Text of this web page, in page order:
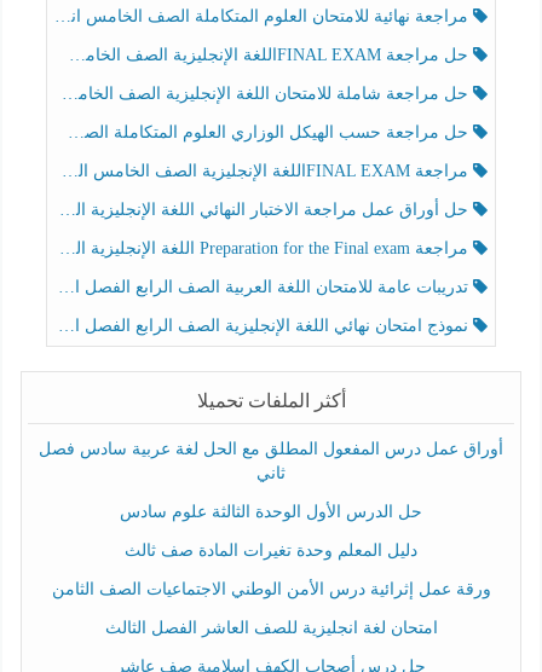
مراجعة نهائية للامتحان العلوم المتكاملة الصف الخامس انسبير الفصل الثالث
حل مراجعة FINAL EXAMاللغة الإنجليزية الصف الخامس الفصل الثالث
حل مراجعة شاملة للامتحان اللغة الإنجليزية الصف الخامس الفصل الثالث
حل مراجعة حسب الهيكل الوزاري العلوم المتكاملة الصف الخامس عام الفصل الثالث
مراجعة FINAL EXAMاللغة الإنجليزية الصف الخامس الفصل الثالث
حل أوراق عمل مراجعة الاختبار النهائي اللغة الإنجليزية الصف الرابع الفصل الثالث
مراجعة Preparation for the Final exam اللغة الإنجليزية الصف الرابع الفصل الثالث
تدريبات عامة للامتحان اللغة العربية الصف الرابع الفصل الثالث
نموذج امتحان نهائي اللغة الإنجليزية الصف الرابع الفصل الثالث
أكثر الملفات تحميلا
أوراق عمل درس المفعول المطلق مع الحل لغة عربية سادس فصل
ثاني
حل الدرس الأول الوحدة الثالثة علوم سادس
دليل المعلم وحدة تغيرات المادة صف ثالث
ورقة عمل إثرائية درس الأمن الوطني الاجتماعيات الصف الثامن
امتحان لغة انجليزية للصف العاشر الفصل الثالث
حل درس أصحاب الكهف إسلامية صف عاشر